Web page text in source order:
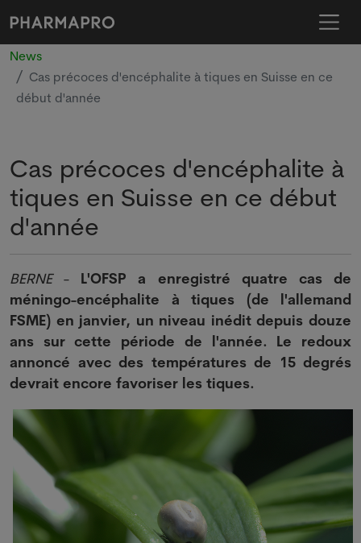
News
Cas précoces d'encéphalite à tiques en Suisse en ce
début d'année
Cas précoces d'encéphalite à
tiques en Suisse en ce début
d'année
BERNE- L'OFSP a enregistré quatre cas de
méningo-encéphalite à tiques (de l'allemand
FSME) en janvier, un niveau inédit depuis douze
ans sur cette période de l'année. Le redoux
annoncé avec des températures de 15 degrés
devrait encore favoriser les tiques.